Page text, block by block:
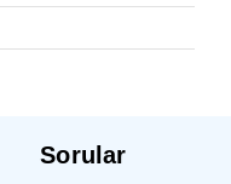
Sorular